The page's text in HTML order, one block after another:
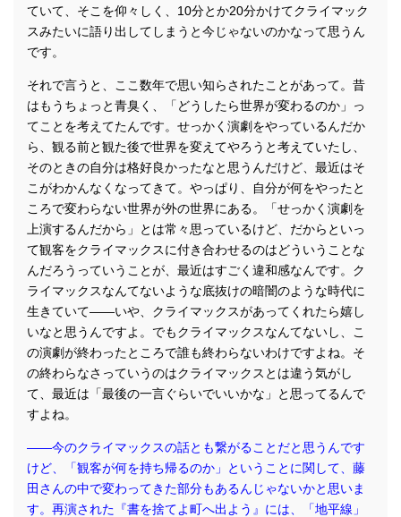
ていて、そこを仰々しく、10分とか20分かけてクライマック
スみたいに語り出してしまうと今じゃないのかなって思うん
です。
それで言うと、ここ数年で思い知らされたことがあって。昔
はもうちょっと青臭く、「どうしたら世界が変わるのか」っ
てことを考えてたんです。せっかく演劇をやっているんだか
ら、観る前と観た後で世界を変えてやろうと考えていたし、
そのときの自分は格好良かったなと思うんだけど、最近はそ
こがわかんなくなってきて。やっぱり、自分が何をやったと
ころで変わらない世界が外の世界にある。「せっかく演劇を
上演するんだから」とは常々思っているけど、だからといっ
て観客をクライマックスに付き合わせるのはどういうことな
んだろうっていうことが、最近はすごく違和感なんです。ク
ライマックスなんてないような底抜けの暗闇のような時代に
生きていて――いや、クライマックスがあってくれたら嬉し
いなと思うんですよ。でもクライマックスなんてないし、こ
の演劇が終わったところで誰も終わらないわけですよね。そ
の終わらなさっていうのはクライマックスとは違う気がし
て、最近は「最後の一言ぐらいでいいかな」と思ってるんで
すよね。
――今のクライマックスの話とも繋がることだと思うんです
けど、「観客が何を持ち帰るのか」ということに関して、藤
田さんの中で変わってきた部分もあるんじゃないかと思いま
す。再演された『書を捨てよ町へ出よう』には、「地平線」